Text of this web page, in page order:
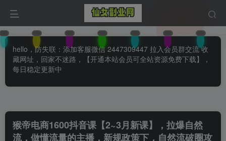
hello，防失联：添加客服微信 2447309447 拉入会员群交流 收
藏网址，回家不迷路，【开通本站会员可全站资源免费下载】，
每日稳定更新中
猴帝电商1600抖音课【2~3月新课】，拉爆自然
流，做懂流量的主播，新规政策下，自然流破圈攻